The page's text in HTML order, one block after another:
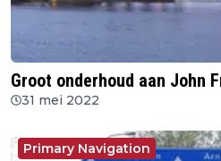
Groot onderhoud aan John
31 mei 2022
Primary Navigation